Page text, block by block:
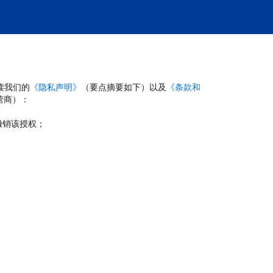
我们的 《隐私声明》 （要点摘要如下）以及 《条款和
）：
该授权；